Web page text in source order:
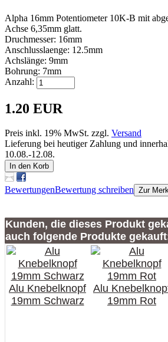
Alpha 16mm Potentiometer 10K-B mit
Achse 6,35mm glatt.
Druchmesser: 16mm
Anschlusslaenge: 12.5mm
Achslänge: 9mm
Bohrung: 7mm
Anzahl:
1.20 EUR
Preis inkl. 19% MwSt. zzgl. Versand
Lieferung bei heutiger Zahlung und
10.08.-12.08.
In den Korb
BewertungenBewertung schreiben Zur
Kunden, die dieses Produkt
auch folgende Produkte
Alu Knebelknopf
19mm Schwarz
Alu
19mm Rot